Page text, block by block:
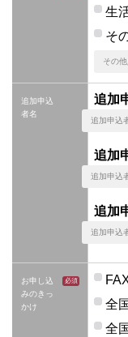
生
そ
追加申込
者名
追加
追加
追加
お申し込
みのきっ
かけ
全
全